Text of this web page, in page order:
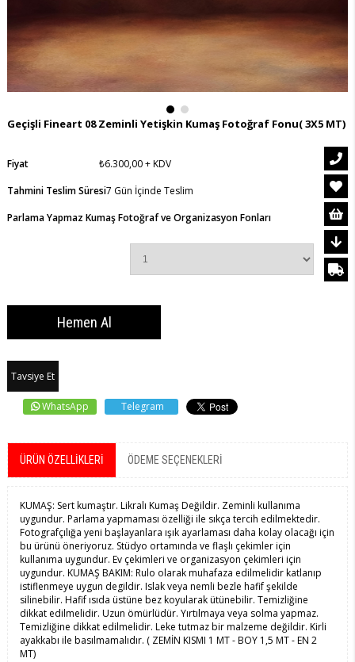
Geçişli Fineart 08 Zeminli Yetişkin Kumaş Fotoğraf Fonu( 3X5 MT)
Fiyat ₺6.300,00+ KDV
Tahmini Teslim Süresi7 Gün İçinde Teslim
Parlama Yapmaz Kumaş Fotoğraf ve Organizasyon Fonları
Tavsiye Et
WhatsApp Telegram
ÜRÜN ÖZELLIKLERI ÖDEME SEÇENEKLERI
KUMAŞ: Sert kumaştır. Likralı Kumaş Değildir. Zeminli kullanıma
uygundur. Parlama yapmaması özelliği ile sıkça tercih edilmektedir.
Fotografçılığa yeni başlayanlara ışık ayarlaması daha kolay olacağı için
bu ürünü öneriyoruz. Stüdyo ortamında ve flaşlı çekimler için
kullanıma uygundur. Ev çekimleri ve organizasyon çekimleri için
uygundur. KUMAŞ BAKIM: Rulo olarak muhafaza edilmelidir katlanıp
istiflenmeye uygun degildir. Islak veya nemli bezle hafif şekilde
silinebilir. Hafif ısıda üstüne bez koyularak ütünebilir. Temizliğine
dikkat edilmelidir. Uzun ömürlüdür. Yırtılmaya veya solma yapmaz.
Temizliğine dikkat edilmelidir. Leke tutmaz bir malzeme değildir. Kirli
ayakkabı ile basılmamalıdır. ( ZEMİN KISMI 1 MT - BOY 1,5 MT - EN 2
MT)